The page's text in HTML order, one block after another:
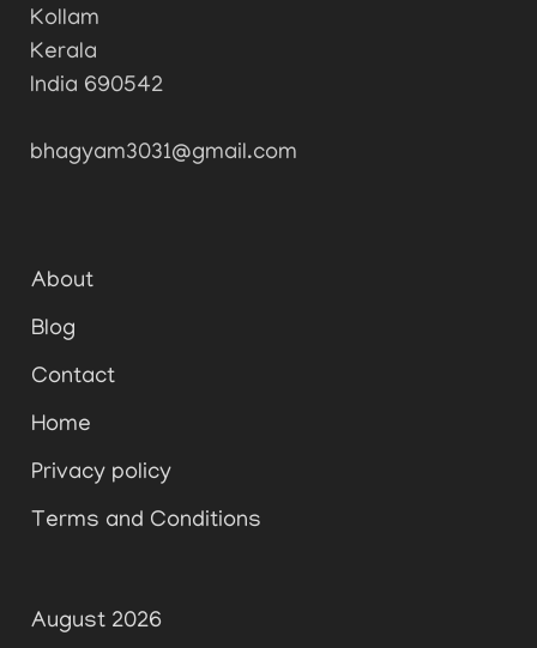
Kollam
Kerala
India 690542
bhagyam3031@gmail.com
About
Blog
Contact
Home
Privacy policy
Terms and Conditions
August 2026